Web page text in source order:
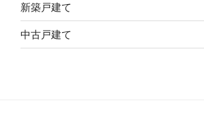
新築戸建て
中古戸建て